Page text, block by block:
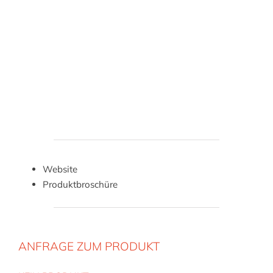
Website
Produktbroschüre
ANFRAGE ZUM PRODUKT